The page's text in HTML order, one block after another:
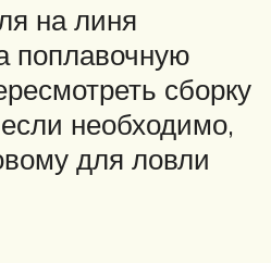
на линя
поплавочную
сборку
необходимо,
для ловли